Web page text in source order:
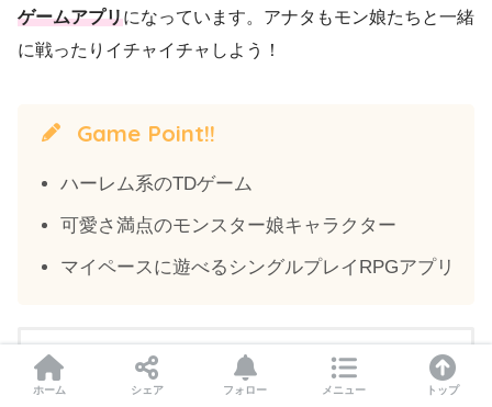
ゲームアプリになっています。アナタもモン娘たちと一緒
に戦ったりイチャイチャしよう！
Game Point!!
ハーレム系のTDゲーム
可愛さ満点のモンスター娘キャラクター
マイペースに遊べるシングルプレイRPGアプリ
モンスター娘TD
ホーム シェア フォロー メニュー トップ